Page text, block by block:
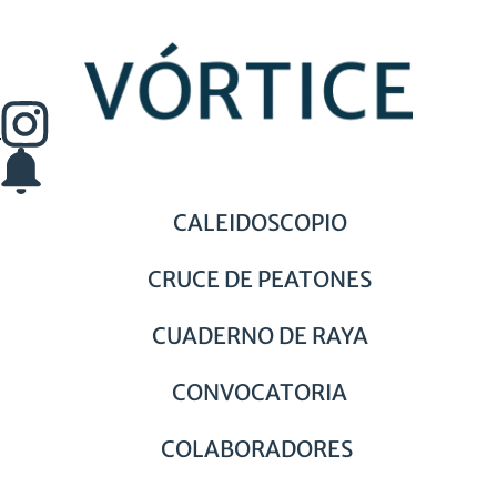
CALEIDOSCOPIO
CRUCE DE PEATONES
CUADERNO DE RAYA
CONVOCATORIA
COLABORADORES